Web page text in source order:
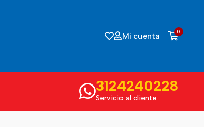
Mi cuenta 0
3124240228
Servicio al cliente